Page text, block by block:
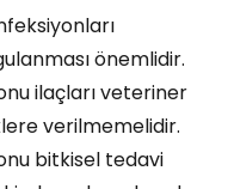
önemlidir.
ilaçları veteriner
verilmemelidir.
bitkisel tedavi